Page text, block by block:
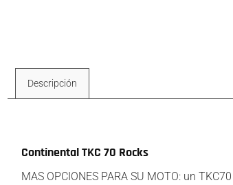
Descripción
Continental TKC 70 Rocks
MAS OPCIONES PARA SU MOTO: un